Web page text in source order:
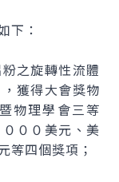
：
之旋轉性流體
獲得大會獎物
物理學會三等
００美元、美
等四個獎項；